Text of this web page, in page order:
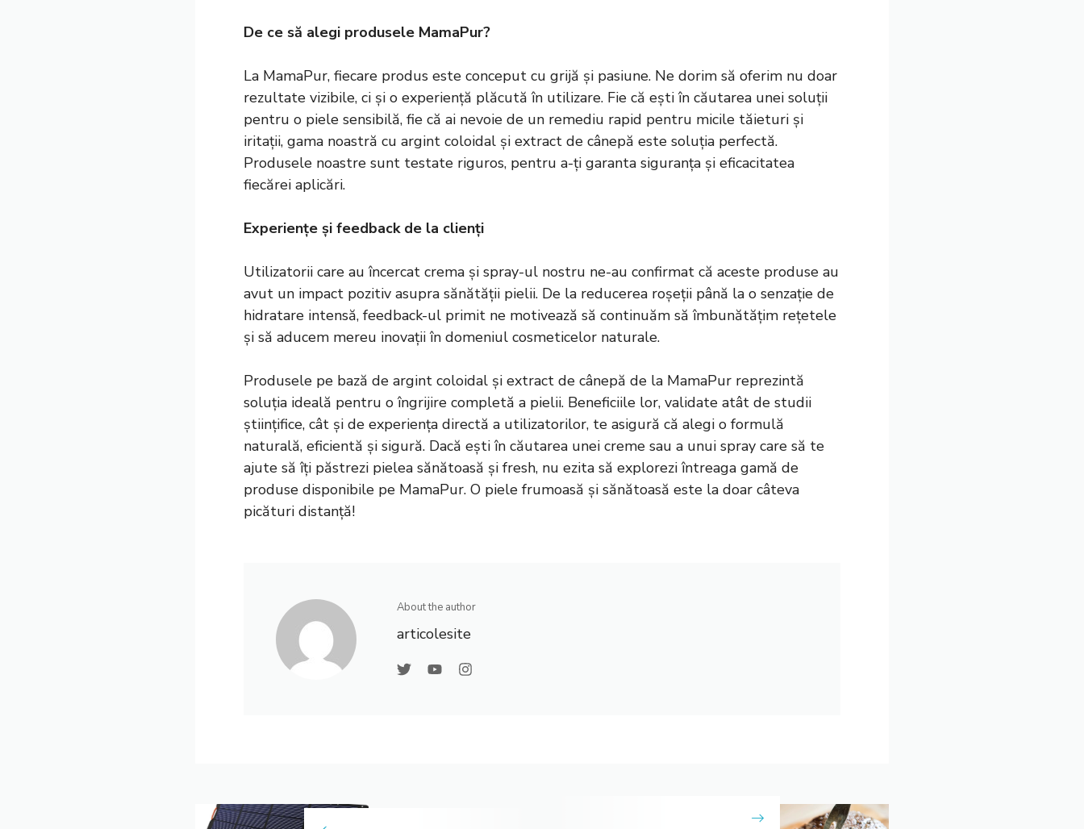
De ce să alegi produsele MamaPur?
La MamaPur, fiecare produs este conceput cu grijă și pasiune. Ne dorim să oferim nu doar
rezultate vizibile, ci și o experiență plăcută în utilizare. Fie că ești în căutarea unei soluții
pentru o piele sensibilă, fie că ai nevoie de un remediu rapid pentru micile tăieturi și
iritații, gama noastră cu argint coloidal și extract de cânepă este soluția perfectă.
Produsele noastre sunt testate riguros, pentru a-ți garanta siguranța și eficacitatea
fiecărei aplicări.
Experiențe și feedback de la clienți
Utilizatorii care au încercat crema și spray-ul nostru ne-au confirmat că aceste produse au
avut un impact pozitiv asupra sănătății pielii. De la reducerea roșeții până la o senzație de
hidratare intensă, feedback-ul primit ne motivează să continuăm să îmbunătățim rețetele
și să aducem mereu inovații în domeniul cosmeticelor naturale.
Produsele pe bază de argint coloidal și extract de cânepă de la MamaPur reprezintă
soluția ideală pentru o îngrijire completă a pielii. Beneficiile lor, validate atât de studii
științifice, cât și de experiența directă a utilizatorilor, te asigură că alegi o formulă
naturală, eficientă și sigură. Dacă ești în căutarea unei creme sau a unui spray care să te
ajute să îți păstrezi pielea sănătoasă și fresh, nu ezita să explorezi întreaga gamă de
produse disponibile pe MamaPur. O piele frumoasă și sănătoasă este la doar câteva
picături distanță!
About the author
articolesite